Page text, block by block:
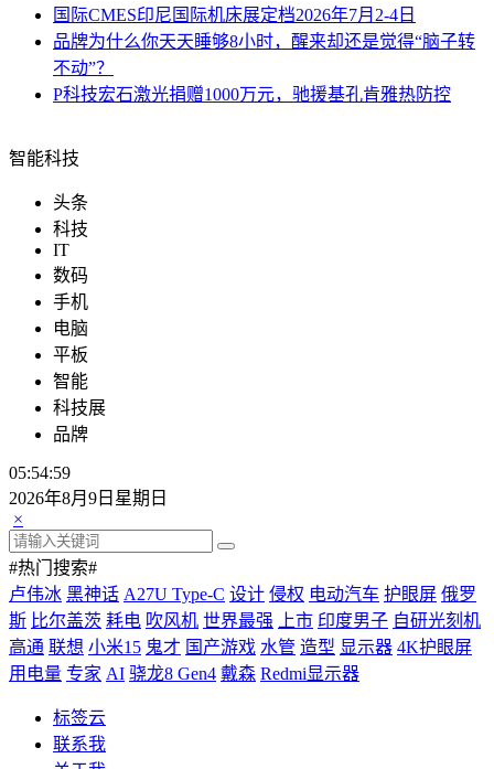
国际CMES印尼国际机床展定档2026年7月2-4日
品牌为什么你天天睡够8小时，醒来却还是觉得“脑子转
不动”？
P科技宏石激光捐赠1000万元，驰援基孔肯雅热防控
智能科技
头条
科技
IT
数码
手机
电脑
平板
智能
科技展
品牌
05:54:59
2026年8月9日星期日
×
#热门搜索#
卢伟冰 黑神话 A27U Type-C 设计 侵权 电动汽车 护眼屏 俄罗
斯 比尔盖茨 耗电 吹风机 世界最强 上市 印度男子 自研光刻机
高通 联想 小米15 鬼才 国产游戏 水管 造型 显示器 4K护眼屏
用电量 专家 AI 骁龙8 Gen4 戴森 Redmi显示器
标签云
联系我